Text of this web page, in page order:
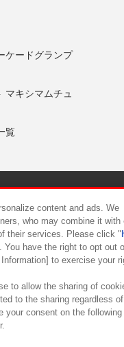
ケードグランプ
マキシマムチュ
覧
カスタマーハラスメント対
content and ads. We
who may combine it with
their services. Please click "
have the right to opt out
to exercise your
to allow the sharing of
to the sharing regardless
your consent on the following